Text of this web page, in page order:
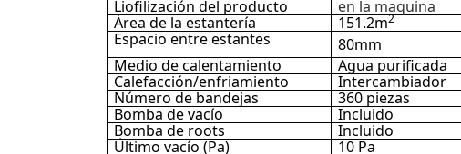
Liofilización del producto
en la maquina
Área de la estantería
151.2m2
Espacio entre estantes
80mm
Medio de calentamiento
Agua purificada
Calefacción/enfriamiento
Intercambiador
Número de bandejas
360 piezas
Bomba de vacío
Incluido
Bomba de roots
Incluido
Último vacío (Pa)
10 Pa